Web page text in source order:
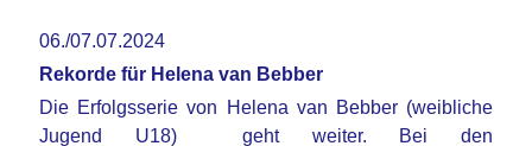
06./07.07.2024
Rekorde für Helena van Bebber
Die Erfolgsserie von Helena van Bebber (weibliche
Jugend U18) geht weiter. Bei den